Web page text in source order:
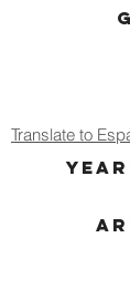
Translate to